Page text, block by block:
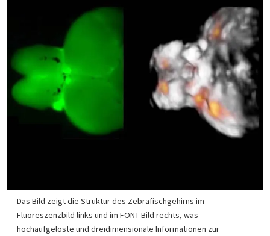
Das Bild zeigt die Struktur des Zebrafischgehirns im
Fluoreszenzbild links und im FONT-Bild rechts, was
hochaufgelöste und dreidimensionale Informationen zur